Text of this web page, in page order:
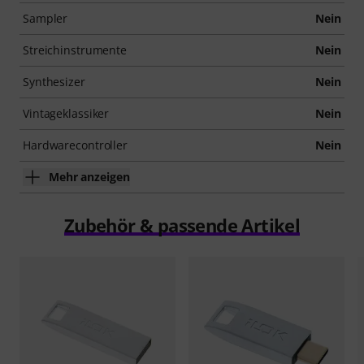
Sampler Nein
Streichinstrumente Nein
Synthesizer Nein
Vintageklassiker Nein
Hardwarecontroller Nein
Mehr anzeigen
Zubehör & passende Artikel